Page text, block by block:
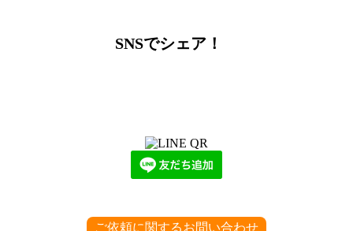
SNSでシェア！
ご依頼に関するお問い合わせ